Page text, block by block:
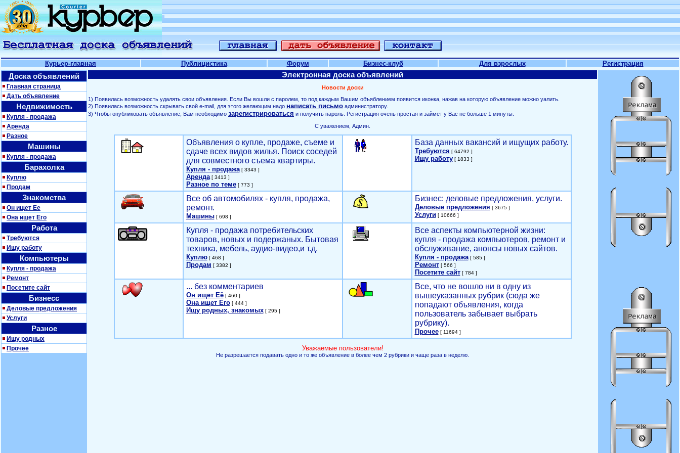
Курьер-главная Публицистика Форум Бизнес-клуб Для взрослых Регистрация
Доска объявлений
Главная страница
Дать объявление
Недвижимость
Купля - продажа
Аренда
Разное
Машины
Купля - продажа
Барахолка
Куплю
Продам
Знакомства
Он ищет Ее
Она ищет Его
Работа
Требуются
Ищу работу
Компьютеры
Купля - продажа
Ремонт
Посетите сайт
Бизнесс
Деловые предложения
Услуги
Разное
Ищу родных
Прочее
Электронная доска объявлений
Новости доски
1) Появилась возможность удалять свои объявления. Если Вы вошли с паролем, то под каждым Вашим объяблением появится иконка, нажав на которую объявление можно уалить.
2) Появилась возможность скрывать свой е-mail, для этого желающим надо написать письмо администратору.
3) Чтобы опубликовать объявление, Вам необходимо зарегистрироваться и получить пароль. Регистрация очень простая и займет у Вас не больше 1 минуты.
С уважением, Админ.
Объявления о купле, продаже, съеме и
сдаче всех видов жилья. Поиск соседей
для совместного съема квартиры.
Купля - продажа[ 3343 ]
Аренда[ 3413 ]
Разное по теме[ 773 ]
База данных вакансий и ищущих работу.
Требуются [ 64792 ]
Ищу работу[ 1833 ]
Все об автомобилях - купля, продажа,
ремонт.
Машины[ 698 ]
Бизнес: деловые предложения, услуги.
Деловые предложения [ 3675 ]
Услуги[ 10666 ]
Купля - продажа потребительских
товаров, новых и подержаных. Бытовая
техника, мебель, аудио-видео,и т.д.
Куплю[ 468 ]
Продам [ 3382 ]
Все аспекты компьютерной жизни:
купля - продажа компьютеров, ремонт и
обслуживание, анонсы новых сайтов.
Купля - продажа[ 585 ]
Ремонт[ 566 ]
Посетите сайт[ 784 ]
... без комментариев
Он ищет Её[ 460 ]
Она ищет Его[ 444 ]
Ищу родных, знакомых[ 295 ]
Все, что не вошло ни в одну из
вышеуказанных рубрик (сюда же
попадают объявления, когда
пользователь забывает выбрать
рубрику).
Прочее[ 11694 ]
Уважаемые пользователи!
Не разрешается подавать одно и то же объявление в более чем 2 рубрики и чаще раза в неделю.